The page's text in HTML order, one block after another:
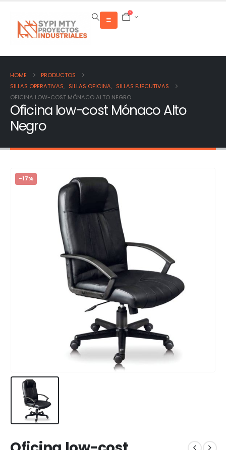
0
HOME
PRODUCTOS
SILLAS OPERATIVAS, SILLAS OFICINA, SILLAS EJECUTIVAS
OFICINA LOW-COST MÓNACO ALTO NEGRO
Oficina low-cost Mónaco Alto
Negro
-17%